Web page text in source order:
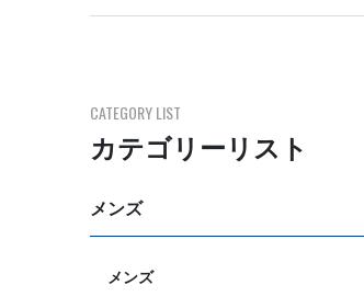
CATEGORY LIST
カテゴリーリスト
メンズ
メンズ